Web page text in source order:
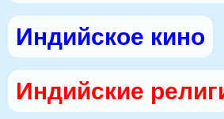
Индийское кино
Индийские